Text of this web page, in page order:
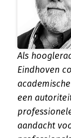
Als
Eindhoven
een
aandacht